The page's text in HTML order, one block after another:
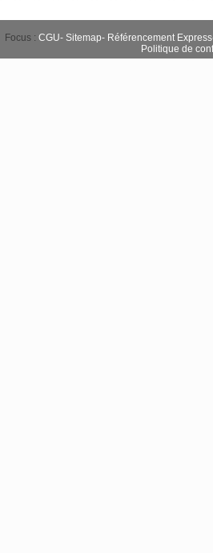
Focus : CGU- Sitemap- Référencement Express
Politique de